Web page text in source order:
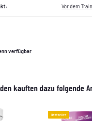
Vor dem
verfügbar
kauften dazu folgende
Bestseller